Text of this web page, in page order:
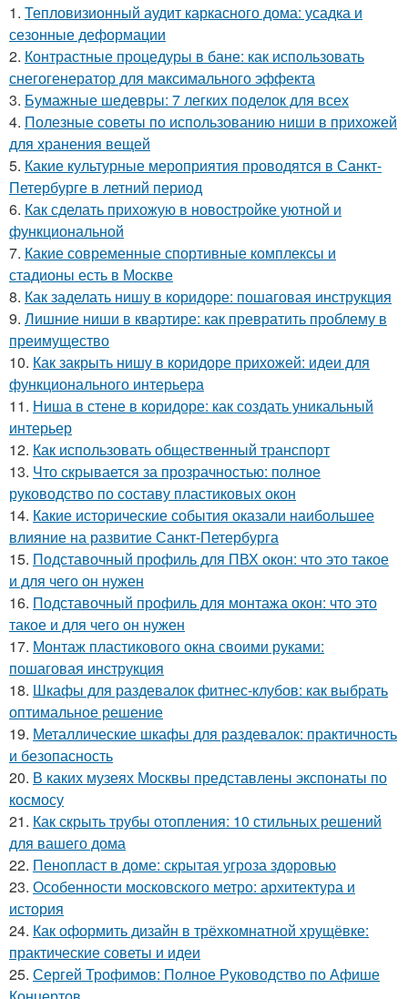
1. Тепловизионный аудит каркасного дома: усадка и
сезонные деформации
2. Контрастные процедуры в бане: как использовать
снегогенератор для максимального эффекта
3. Бумажные шедевры: 7 легких поделок для всех
4. Полезные советы по использованию ниши в прихожей
для хранения вещей
5. Какие культурные мероприятия проводятся в Санкт-
Петербурге в летний период
6. Как сделать прихожую в новостройке уютной и
функциональной
7. Какие современные спортивные комплексы и
стадионы есть в Москве
8. Как заделать нишу в коридоре: пошаговая инструкция
9. Лишние ниши в квартире: как превратить проблему в
преимущество
10. Как закрыть нишу в коридоре прихожей: идеи для
функционального интерьера
11. Ниша в стене в коридоре: как создать уникальный
интерьер
12. Как использовать общественный транспорт
13. Что скрывается за прозрачностью: полное
руководство по составу пластиковых окон
14. Какие исторические события оказали наибольшее
влияние на развитие Санкт-Петербурга
15. Подставочный профиль для ПВХ окон: что это такое
и для чего он нужен
16. Подставочный профиль для монтажа окон: что это
такое и для чего он нужен
17. Монтаж пластикового окна своими руками:
пошаговая инструкция
18. Шкафы для раздевалок фитнес-клубов: как выбрать
оптимальное решение
19. Металлические шкафы для раздевалок: практичность
и безопасность
20. В каких музеях Москвы представлены экспонаты по
космосу
21. Как скрыть трубы отопления: 10 стильных решений
для вашего дома
22. Пенопласт в доме: скрытая угроза здоровью
23. Особенности московского метро: архитектура и
история
24. Как оформить дизайн в трёхкомнатной хрущёвке:
практические советы и идеи
25. Сергей Трофимов: Полное Руководство по Афише